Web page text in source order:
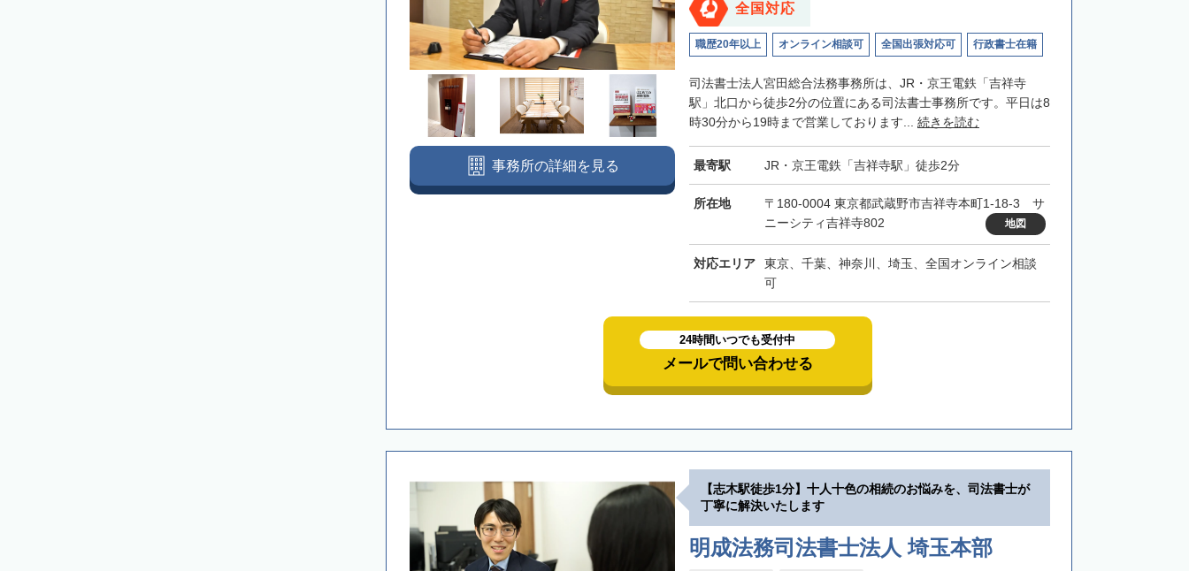
全国対応
職歴20年以上 オンライン相談可 全国出張対応可 行政書士在籍
司法書士法人宮田総合法務事務所は、JR・京王電鉄「吉祥寺
駅」北口から徒歩2分の位置にある司法書士事務所です。平日は8
時30分から19時まで営業しております... 続きを読む
最寄駅 JR・京王電鉄「吉祥寺駅」徒歩2分
所在地
〒180-0004 東京都武蔵野市吉祥寺本町1-18-3 サ
ニーシティ吉祥寺802
地図
対応エリア
東京、千葉、神奈川、埼玉、全国オンライン相談
可
事務所の詳細を見る
24時間いつでも受付中
メールで問い合わせる
【志木駅徒歩1分】十人十色の相続のお悩みを、司法書士が
丁寧に解決いたします
明成法務司法書士法人 埼玉本部